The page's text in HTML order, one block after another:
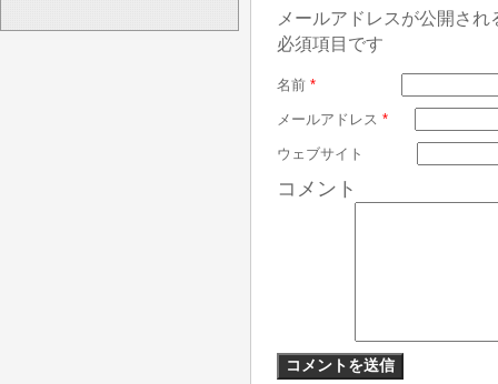
メールアドレスが公開さ
必須項目です
名前 *
メールアドレス *
ウェブサイト
コメント